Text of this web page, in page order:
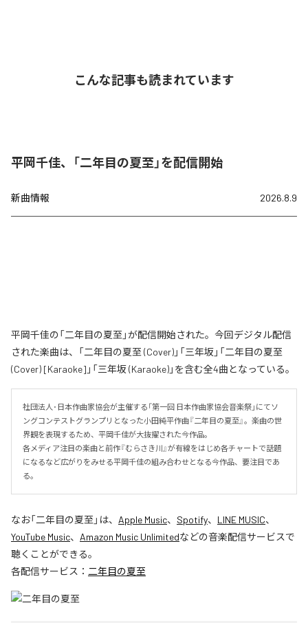
こんな記事も読まれています
平岡千佳、「二年目の夏至」を配信開始
新曲情報 2026.8.9
平岡千佳の「二年目の夏至」が配信開始された。今回デジタル配信
された楽曲は、「二年目の夏至 (Cover)」「三年坂」「二年目の夏至
(Cover) [Karaoke]」「三年坂 (Karaoke)」を含む全4曲となっている。
社団法人･日本作曲家協会が主催する「第一回 日本作曲家協会音楽祭」にてソ
ングコンテストグランプリとなった小田純平作曲『二年目の夏至』。楽曲の世
界観を表現するため、平岡千佳が大抜擢された今作品。
各メディア注目の楽曲と前作『むらさき川』が有線をはじめ各チャートで話題
になるなど広がりをみせる平岡千佳の組み合わせとなる今作品、要注目であ
る。
なお「二年目の夏至 」は、 Apple Music、 Spotify、 LINE MUSIC、
YouTube Music、 Amazon Music Unlimitedなどの音楽配信サービスで
聴くことができる。
各配信サービス： 二年目の夏至